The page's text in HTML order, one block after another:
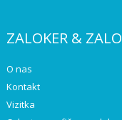
ZALOKER &
O nas
Kontakt
Vizitka